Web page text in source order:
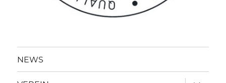
NEWS